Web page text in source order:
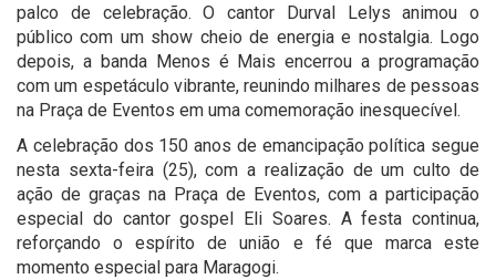
palco de celebração. O cantor Durval Lelys animou o
público com um show cheio de energia e nostalgia. Logo
depois, a banda Menos é Mais encerrou a programação
com um espetáculo vibrante, reunindo milhares de pessoas
na Praça de Eventos em uma comemoração inesquecível.
A celebração dos 150 anos de emancipação política segue
nesta sexta-feira (25), com a realização de um culto de
ação de graças na Praça de Eventos, com a participação
especial do cantor gospel Eli Soares. A festa continua,
reforçando o espírito de união e fé que marca este
momento especial para Maragogi.